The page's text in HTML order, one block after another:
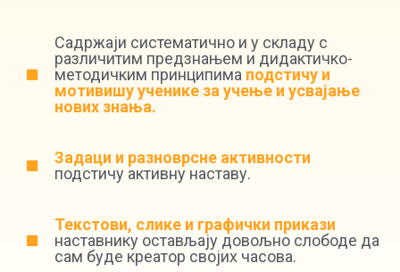
Садржаји систематично и у складу с
различитим предзнањем и дидактичко-
методичким принципима подстичу и
мотивишу ученике за учење и усвајање
нових знања.
Задаци и разноврсне активности
подстичу активну наставу.
Текстови, слике и графички прикази
наставнику остављају довољно слободе да
сам буде креатор својих часова.